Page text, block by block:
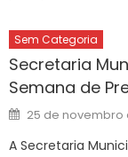
Sem Categoria
Secretaria
Semana de
Posted
on
25 de novembro
A Secretaria